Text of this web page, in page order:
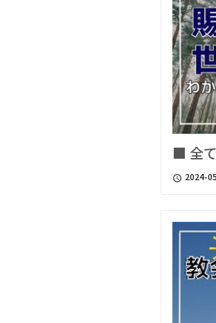
■ 全
access_time 2024-